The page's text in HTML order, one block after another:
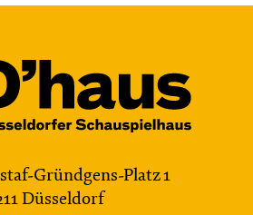
Gründgens-Platz 1
Düsseldorf